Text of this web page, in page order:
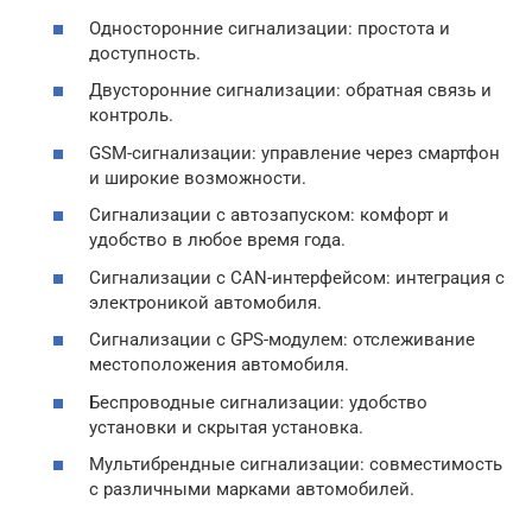
Односторонние сигнализации: простота и
доступность.
Двусторонние сигнализации: обратная связь и
контроль.
GSM-сигнализации: управление через смартфон
и широкие возможности.
Сигнализации с автозапуском: комфорт и
удобство в любое время года.
Сигнализации с CAN-интерфейсом: интеграция с
электроникой автомобиля.
Сигнализации с GPS-модулем: отслеживание
местоположения автомобиля.
Беспроводные сигнализации: удобство
установки и скрытая установка.
Мультибрендные сигнализации: совместимость
с различными марками автомобилей.